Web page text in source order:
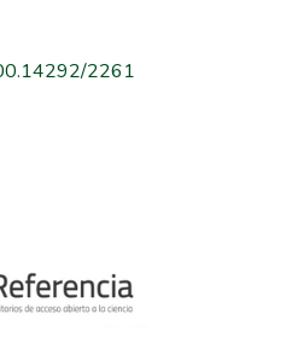
2261